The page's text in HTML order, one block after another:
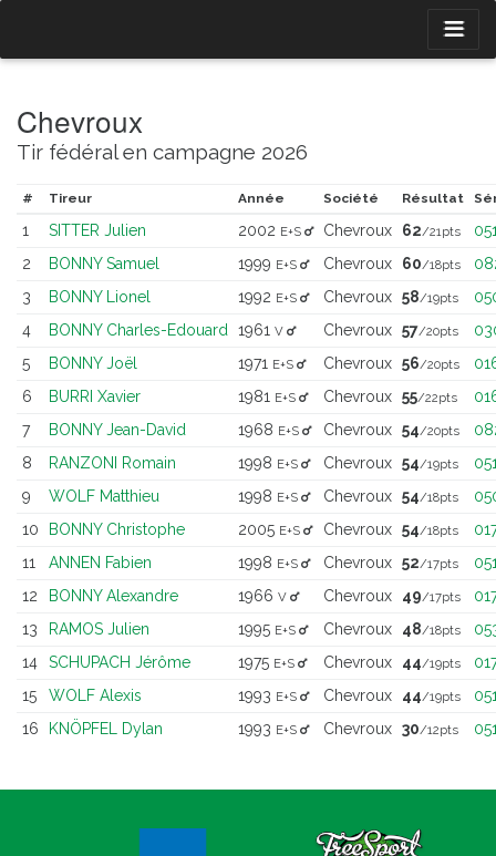
Chevroux
Tir fédéral en campagne 2026
# Tireur Année Société Résultat
1 SITTER Julien 2002 E+S Chevroux 62/21pts
2
BONNY Samuel 1999 E+S Chevroux 60/18pts
3
BONNY Lionel 1992 E+S Chevroux 58/19pts
4
BONNY Charles-Edouard 1961 V Chevroux 57/20pts
5
BONNY Joël 1971 E+S Chevroux 56/20pts
6
BURRI Xavier 1981 E+S Chevroux 55/22pts
7
BONNY Jean-David 1968 E+S Chevroux 54/20pts
8
RANZONI Romain 1998 E+S Chevroux 54/19pts
9
WOLF Matthieu 1998 E+S Chevroux 54/18pts
10
BONNY Christophe 2005 E+S Chevroux 54/18pts
11
ANNEN Fabien 1998 E+S Chevroux 52/17pts
12
BONNY Alexandre 1966 V Chevroux 49/17pts
13
RAMOS Julien 1995 E+S Chevroux 48/18pts
14
SCHUPACH Jérôme 1975 E+S Chevroux 44/19pts
15
WOLF Alexis 1993 E+S Chevroux 44/19pts
16
KNÖPFEL Dylan 1993 E+S Chevroux 30/12pts